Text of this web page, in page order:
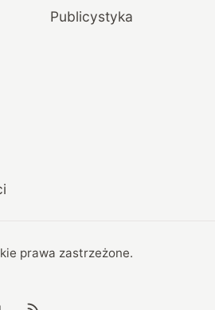
Publicystyka
prawa zastrzeżone.